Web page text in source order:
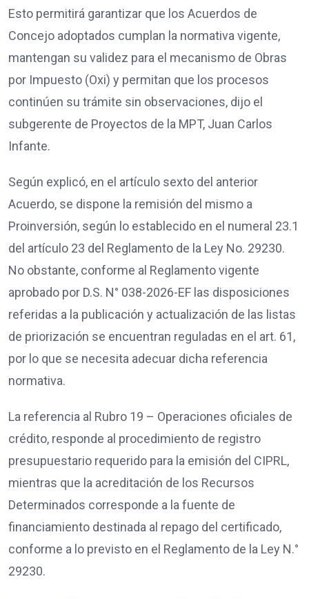
Esto permitirá garantizar que los Acuerdos de
Concejo adoptados cumplan la normativa vigente,
mantengan su validez para el mecanismo de Obras
por Impuesto (Oxi) y permitan que los procesos
continúen su trámite sin observaciones, dijo el
subgerente de Proyectos de la MPT, Juan Carlos
Infante.
Según explicó, en el artículo sexto del anterior
Acuerdo, se dispone la remisión del mismo a
Proinversión, según lo establecido en el numeral 23.1
del artículo 23 del Reglamento de la Ley No. 29230.
No obstante, conforme al Reglamento vigente
aprobado por D.S. N° 038-2026-EF las disposiciones
referidas a la publicación y actualización de las listas
de priorización se encuentran reguladas en el art. 61,
por lo que se necesita adecuar dicha referencia
normativa.
La referencia al Rubro 19 – Operaciones oficiales de
crédito, responde al procedimiento de registro
presupuestario requerido para la emisión del CIPRL,
mientras que la acreditación de los Recursos
Determinados corresponde a la fuente de
financiamiento destinada al repago del certificado,
conforme a lo previsto en el Reglamento de la Ley N.°
29230.